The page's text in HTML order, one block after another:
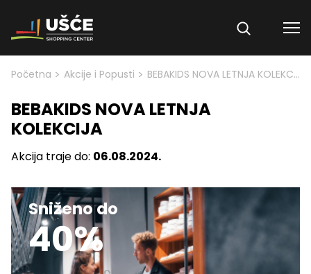
Skip to content
Početna > Akcije i Popusti > BEBAKIDS NOVA LETNJA KOLEKCIJA
BEBAKIDS NOVA LETNJA
KOLEKCIJA
Akcija traje do: 06.08.2024.
Sniženo do
40%